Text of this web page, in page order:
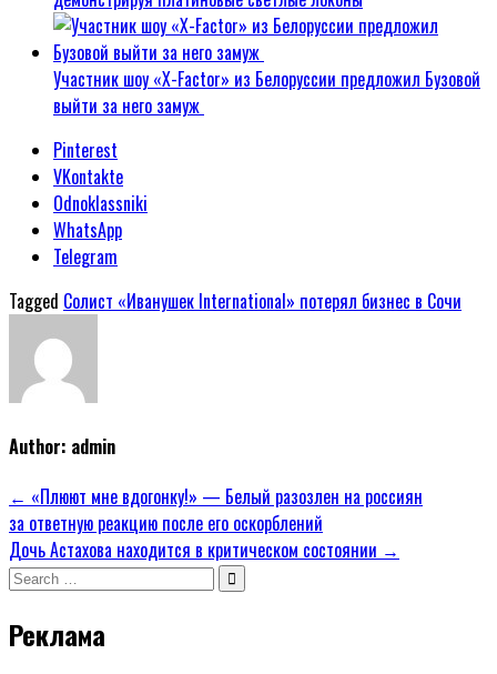
Участник шоу «X-Factor» из Белоруссии предложил Бузовой
выйти за него замуж
Pinterest
VKontakte
Odnoklassniki
WhatsApp
Telegram
Tagged Солист «Иванушек International» потерял бизнес в Сочи
Author: admin
Навигация
по
записям
← «Плюют мне вдогонку!» — Белый разозлен на россиян
за ответную реакцию после его оскорблений
Дочь Астахова находится в критическом состоянии →
Search
Реклама